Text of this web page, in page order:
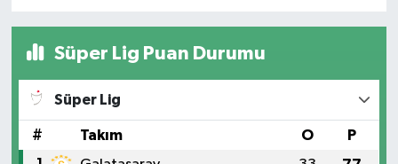
Süper Lig Puan Durumu
Süper Lig
# Takım O P